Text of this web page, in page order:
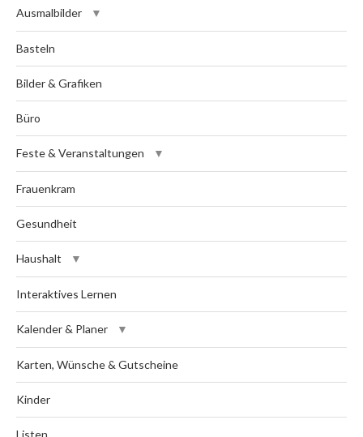
Ausmalbilder
Basteln
Bilder & Grafiken
Büro
Feste & Veranstaltungen
Frauenkram
Gesundheit
Haushalt
Interaktives Lernen
Kalender & Planer
Karten, Wünsche & Gutscheine
Kinder
Listen